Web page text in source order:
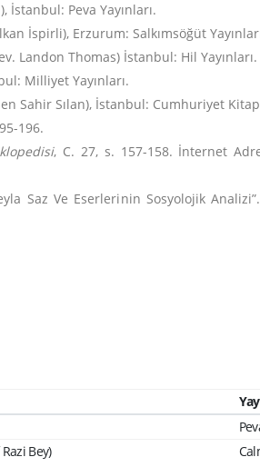
İstanbul: Peva Yayınları.
İspirli), Erzurum: Salkımsöğüt
Landon Thomas) İstanbul: Hil Yayınları.
Milliyet Yayınları.
Sahir Sılan), İstanbul: Cumhuriyet
196.
, C. 27, s. 157-158. İnternet
Saz Ve Eserlerinin Sosyolojik
Bey)